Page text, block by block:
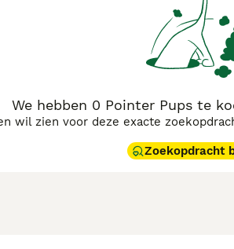
We hebben 0 Pointer Pups te
wil zien voor deze exacte
Zoekopdracht